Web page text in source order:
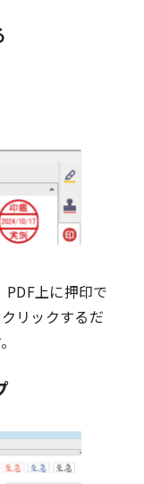
上に押印で
リックするだ